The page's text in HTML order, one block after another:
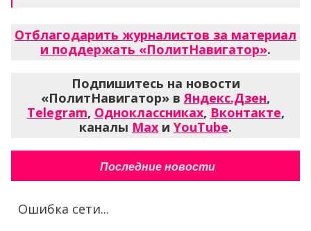
Отблагодарить журналистов за материал
и поддержать «ПолитНавигатор».
Подпишитесь на новости
«ПолитНавигатор» в Яндекс.Дзен,
Telegram, Одноклассниках, Вконтакте,
каналы Max и YouTube.
Последние новости
Ошибка сети...